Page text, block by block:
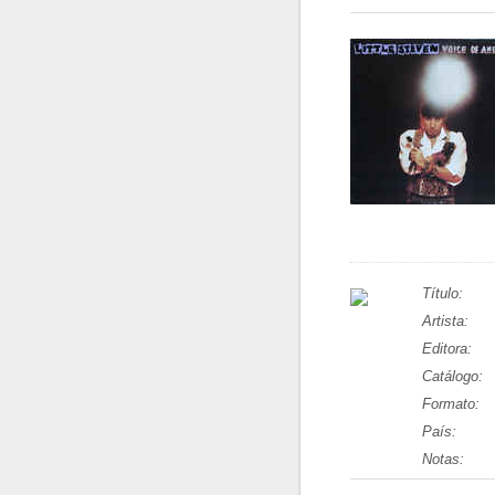
Título:
Artista:
Editora:
Catálogo:
Formato:
País:
Notas: